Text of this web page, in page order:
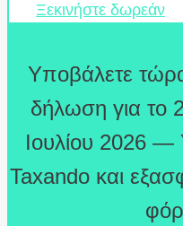
Ξεκινήστε δωρεάν
Υποβάλετε
δήλωση για το
Ιουλίου 2026 —
Taxando και